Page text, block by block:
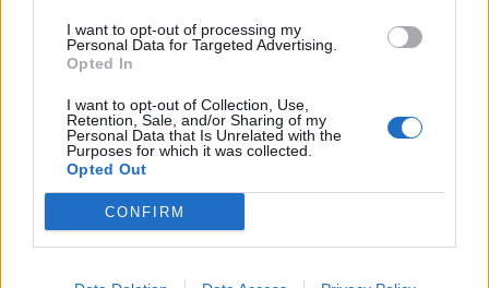
I want to opt-out of processing my
Personal Data for Targeted Advertising.
Opted In
I want to opt-out of Collection, Use,
Retention, Sale, and/or Sharing of my
Personal Data that Is Unrelated with the
Purposes for which it was collected.
Opted Out
CONFIRM
Μία ακόμη εθελοντική αιμοδοσία στο αίθριο της Λότζια
Ευρωπαϊκή διάκριση για το Πανεπιστήμιο Κρήτης:
Χρηματοδότηση 1,5 εκατ. ευρώ για την Τεχνητή
Νοημοσύνη
18:44